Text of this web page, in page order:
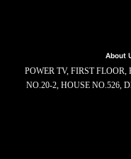
About
POWER TV, FIRST
NO.20-2, HOUSE NO.526,